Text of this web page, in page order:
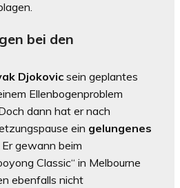
bei den
Djokovic sein geplantes
Ellenbogenproblem
dann hat er nach
ein gelungenes
gewann beim
Classic“ in Melbourne
ebenfalls nicht